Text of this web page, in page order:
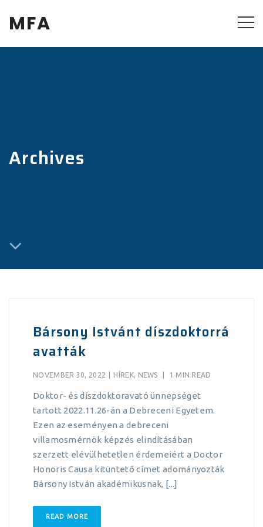
MFA
Archives
Bársony Istvánt díszdoktorrá
avatták
NOVEMBER 30, 2022 HÍREK, NEWS 1 MIN READ
Doktor- és díszdoktoravató ünnepséget
tartott 2022.11.26-án a Debreceni Egyetem.
Ezen az eseményen a debreceni
villamosmérnök képzés elindításában
szerzett elévülhetetlen érdemeiért a Doctor
Honoris Causa kitüntető címet adományozták
Bársony István akadémikusnak, [...]
READ MORE